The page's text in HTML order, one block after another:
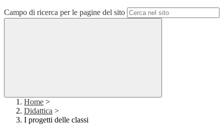
Campo di ricerca per le pagine del sito
Home >
Didattica >
I progetti delle classi